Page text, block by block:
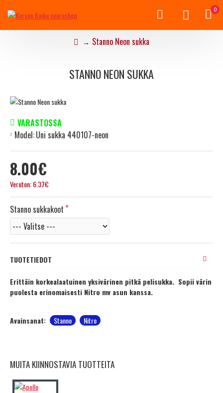
0
Stanno Neon sukka
STANNO NEON SUKKA
8.00€
Veroton: 6.37€
VARASTOSSA
Model:Uni sukka 440107-neon
Stanno sukkakoot
TUOTETIEDOT
Erittäin korkealaatuinen yksivärinen pitkä pelisukka. Sopii värin
puolesta erinomaisesti Nitro mv asun kanssa.
Avainsanat: Stanno Nitro
MUITA KIINNOSTAVIA TUOTTEITA